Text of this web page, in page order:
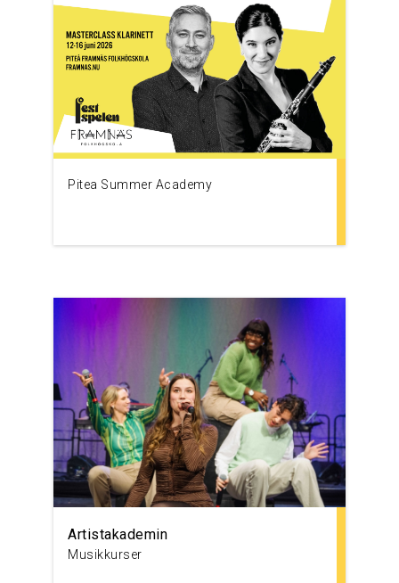
Pitea Summer Academy
Artistakademin
Musikkurser